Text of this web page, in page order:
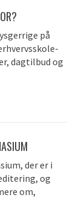
på
dagtilbud og
der er i
og
om,